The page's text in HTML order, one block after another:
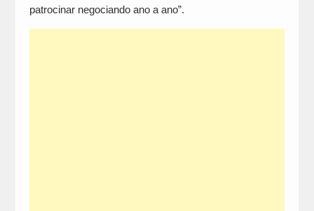
patrocinar negociando ano a ano”.